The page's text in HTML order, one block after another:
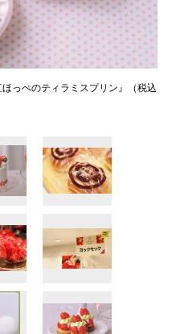
っぺのティラミスプリン』（税込